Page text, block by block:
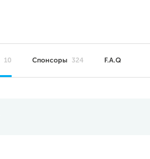
10 Спонсоры 324 F.A.Q